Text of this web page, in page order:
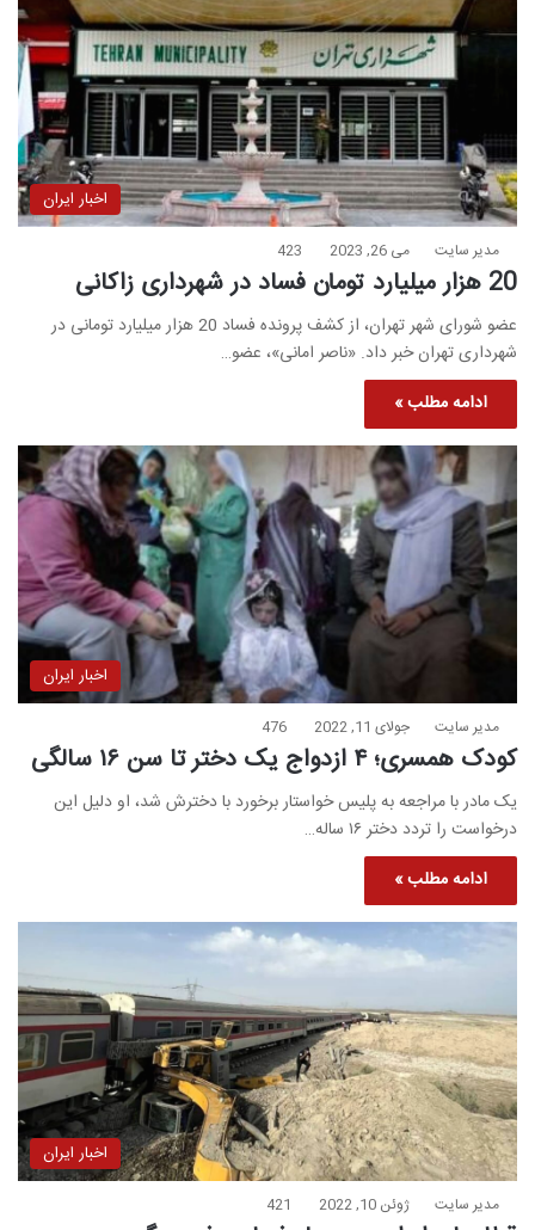
اخبار ایران
مدیر سایت می 26, 2023 423
20 هزار میلیارد تومان فساد در شهرداری زاکانی
عضو شورای شهر تهران، از کشف پرونده فساد 20 هزار میلیارد تومانی در
شهرداری تهران خبر داد. «ناصر امانی»، عضو…
ادامه مطلب »
اخبار ایران
مدیر سایت جولای 11, 2022 476
کودک همسری؛ ۴ ازدواج یک دختر تا سن ۱۶ سالگی
یک مادر با مراجعه به پلیس خواستار برخورد با دخترش شد، او دلیل این
درخواست را تردد دختر ۱۶ ساله…
ادامه مطلب »
اخبار ایران
مدیر سایت ژوئن 10, 2022 421